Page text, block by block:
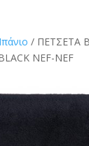
/ ΠΕΤΣΕΤΑ
NEF-NEF